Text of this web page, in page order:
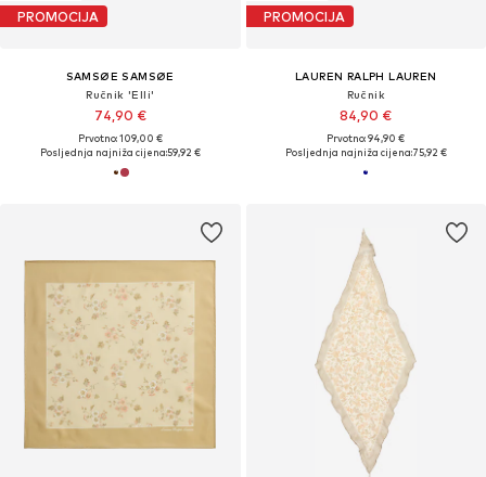
PROMOCIJA
SAMSØE SAMSØE
Ručnik 'Elli'
74,90 €
Prvotno: 109,00 €
Posljednja najniža cijena:59,92 €
PROMOCIJA
LAUREN RALPH LAUREN
Ručnik
84,90 €
Prvotno: 94,90 €
Posljednja najniža cijena:75,92 €